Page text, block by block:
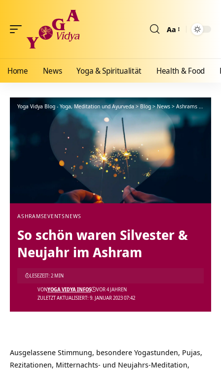
Aa
Home News Yoga & Spiritualität Health & Food
Yoga Vidya Blog - Yoga, Meditation und Ayurveda>Blog>News > Ashrams
ASHRAMSEVENTSNEWS
So schön waren Silvester &
Neujahr im Ashram
ZULETZT AKTUALISIERT: 9. JANUAR 2023 07:42
VONYOGA VIDYA INFOS VOR 4 JAHREN
LESEZEIT: 2 MIN
Ausgelassene Stimmung, besondere Yogastunden, Pujas,
Rezitationen, Mitternachts- und Neujahrs-Meditation,